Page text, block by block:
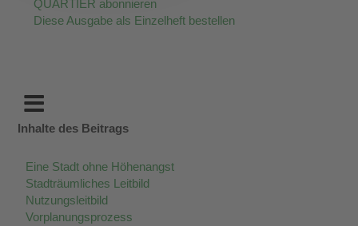
QUARTIER abonnieren
Diese Ausgabe als Einzelheft bestellen
Inhalte des Beitrags
Eine Stadt ohne Höhenangst
Stadträumliches Leitbild
Nutzungsleitbild
Vorplanungsprozess